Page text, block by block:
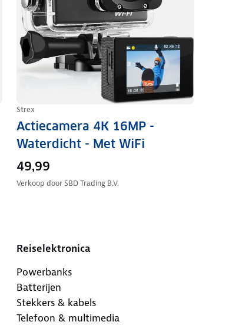
Strex
Actiecamera 4K 16MP -
Waterdicht - Met WiFi
49,99
Verkoop doorSBD Trading B.V.
Reiselektronica
Powerbanks
Batterijen
Stekkers & kabels
Telefoon & multimedia